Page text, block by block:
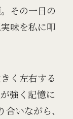
その一日の
味を私に叩
く左右する
強く記憶に
いながら、